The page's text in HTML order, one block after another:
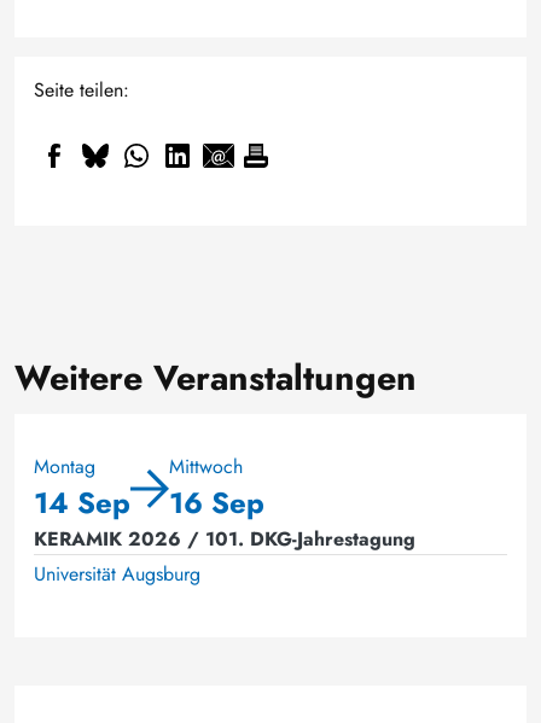
Seite teilen:
Weitere Veranstaltungen
Montag
14 Sep
Mittwoch
16 Sep
KERAMIK 2026 / 101. DKG-Jahrestagung
Universität Augsburg